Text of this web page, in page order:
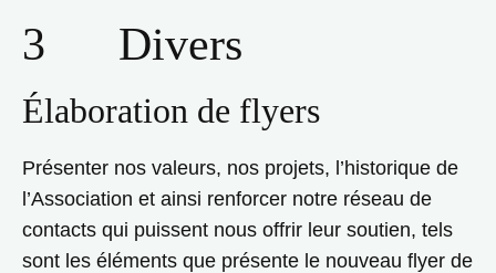
3 Divers
Élaboration de flyers
Présenter nos valeurs, nos projets, l’historique de
l’Association et ainsi renforcer notre réseau de
contacts qui puissent nous offrir leur soutien, tels
sont les éléments que présente le nouveau flyer de